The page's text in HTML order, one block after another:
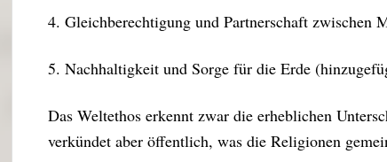
4. Gleichberechtigung und Partnerschaft zwischen
5. Nachhaltigkeit und Sorge für die Erde
Das Weltethos erkennt zwar die erheblichen
verkündet aber öffentlich, was die Religionen